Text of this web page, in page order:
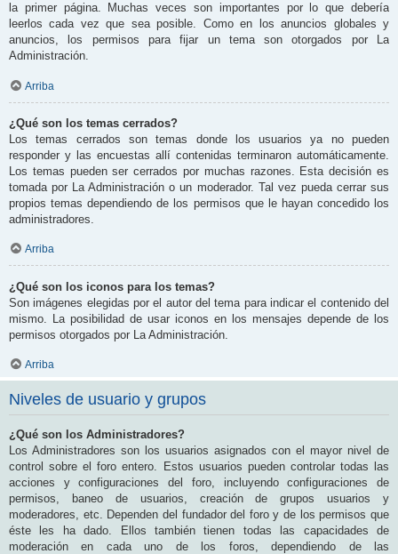
la primer página. Muchas veces son importantes por lo que debería
leerlos cada vez que sea posible. Como en los anuncios globales y
anuncios, los permisos para fijar un tema son otorgados por La
Administración.
Arriba
¿Qué son los temas cerrados?
Los temas cerrados son temas donde los usuarios ya no pueden
responder y las encuestas allí contenidas terminaron automáticamente.
Los temas pueden ser cerrados por muchas razones. Esta decisión es
tomada por La Administración o un moderador. Tal vez pueda cerrar sus
propios temas dependiendo de los permisos que le hayan concedido los
administradores.
Arriba
¿Qué son los iconos para los temas?
Son imágenes elegidas por el autor del tema para indicar el contenido del
mismo. La posibilidad de usar iconos en los mensajes depende de los
permisos otorgados por La Administración.
Arriba
Niveles de usuario y grupos
¿Qué son los Administradores?
Los Administradores son los usuarios asignados con el mayor nivel de
control sobre el foro entero. Estos usuarios pueden controlar todas las
acciones y configuraciones del foro, incluyendo configuraciones de
permisos, baneo de usuarios, creación de grupos usuarios y
moderadores, etc. Dependen del fundador del foro y de los permisos que
éste les ha dado. Ellos también tienen todas las capacidades de
moderación en cada uno de los foros, dependiendo de las